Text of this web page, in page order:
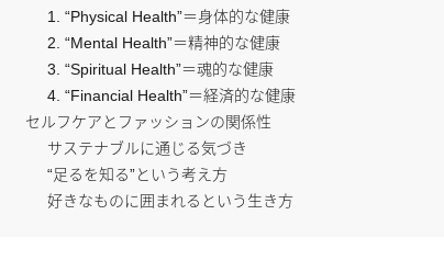
1. “Physical Health”＝身体的な健康
2. “Mental Health”＝精神的な健康
3. “Spiritual Health”＝魂的な健康
4. “Financial Health”＝経済的な健康
セルフケアとファッションの関係性
サステナブルに通じる気づき
“足るを知る”という考え方
好きなものに囲まれるという生き方